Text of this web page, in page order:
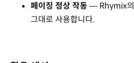
페이징 정상 작동 — Rhymix의
그대로 사용합니다.